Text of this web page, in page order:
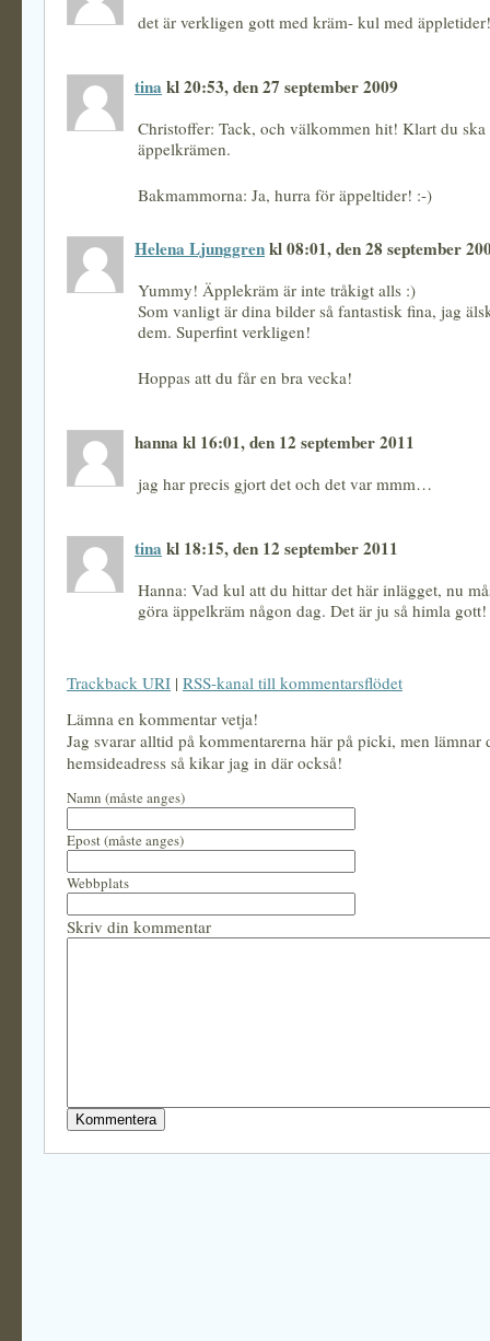
det är verkligen gott med kräm- kul med äppletider!
tina kl 20:53, den 27 september 2009
Christoffer: Tack, och välkommen hit! Klart du ska
äppelkrämen.
Bakmammorna: Ja, hurra för äppeltider! :-)
Helena Ljunggrenkl 08:01, den 28 september
Yummy! Äpplekräm är inte tråkigt alls :)
Som vanligt är dina bilder så fantastisk fina, jag
dem. Superfint verkligen!
Hoppas att du får en bra vecka!
hanna kl 16:01, den 12 september 2011
jag har precis gjort det och det var mmm…
tina kl 18:15, den 12 september 2011
Hanna: Vad kul att du hittar det här inlägget, nu
göra äppelkräm någon dag. Det är ju så himla gott!
Trackback URI | RSS-kanal till kommentarsflödet
Lämna en kommentar vetja!
Jag svarar alltid på kommentarerna här på picki, men lämnar
hemsideadress så kikar jag in där också!
Namn (måste anges)
Epost (måste anges)
Webbplats
Skriv din kommentar